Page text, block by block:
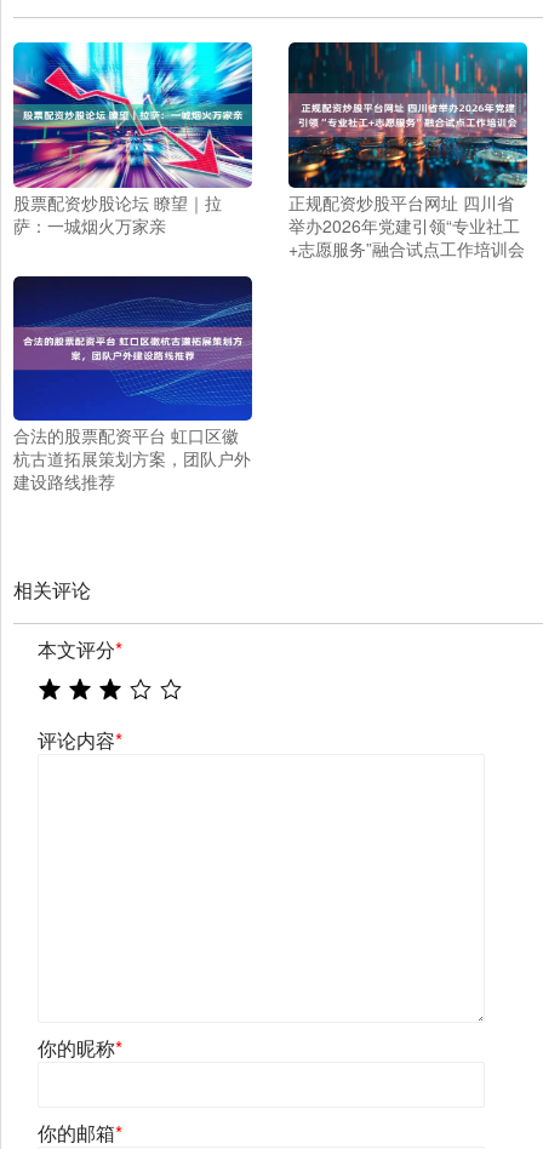
股票配资炒股论坛 瞭望｜拉
萨：一城烟火万家亲
正规配资炒股平台网址 四川省
举办2026年党建引领“专业社工
+志愿服务”融合试点工作培训会
合法的股票配资平台 虹口区徽
杭古道拓展策划方案，团队户外
建设路线推荐
相关评论
本文评分*
评论内容*
你的昵称*
你的邮箱*